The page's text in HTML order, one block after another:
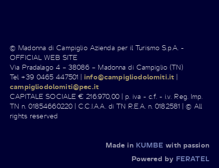
© Madonna di Campiglio Azienda per il Turismo S.p.A. -
OFFICIAL WEB SITE
Via Pradalago 4 – 38086 – Madonna di Campiglio (TN)
Tel +39 0465 447501 |info@campigliodolomiti.it |
campigliodolomiti@pec.it
CAPITALE SOCIALE € 216.970,00 | p. iva - c.f. - i.v. Reg. Imp.
TN n. 01854660220 | C.C.I.A.A. di TN R.E.A. n. 0182581 | © All
rights reserved
Made in KUMBE with passion
Powered by FERATEL